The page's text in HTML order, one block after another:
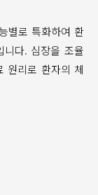
별로 특화하여 환
니다. 심장을 조율
원리로 환자의 체